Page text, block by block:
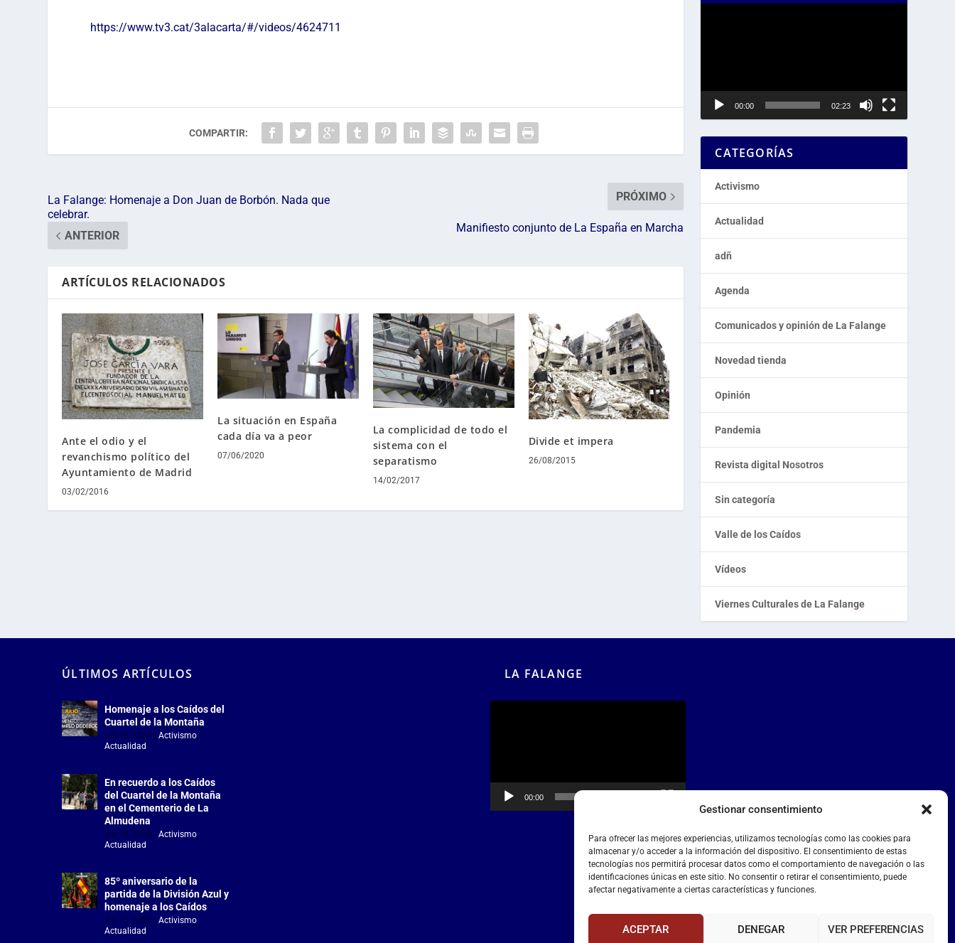
Gestionar consentimiento
Para ofrecer las mejores experiencias, utilizamos tecnologías como las cookies para
almacenar y/o acceder a la información del dispositivo. El consentimiento de estas
tecnologías nos permitirá procesar datos como el comportamiento de navegación o las
identificaciones únicas en este sitio. No consentir o retirar el consentimiento, puede
afectar negativamente a ciertas características y funciones.
ACEPTAR DENEGAR VER PREFERENCIAS
https://www.tv3.cat/3alacarta/#/videos/4624711
COMPARTIR:
La Falange: Homenaje a Don Juan de Borbón. Nada que
celebrar.
ANTERIOR
PRÓXIMO
Manifiesto conjunto de La España en Marcha
ARTÍCULOS RELACIONADOS
Ante el odio y el
revanchismo político del
Ayuntamiento de Madrid
03/02/2016
La situación en España
cada día va a peor
07/06/2020
La complicidad de todo el
sistema con el
separatismo
14/02/2017
Divide et impera
26/08/2015
00:00 02:23
CATEGORÍAS
Activismo
Actualidad
adñ
Agenda
Comunicados y opinión de La Falange
Novedad tienda
Opinión
Pandemia
Revista digital Nosotros
Sin categoría
Valle de los Caídos
Vídeos
Viernes Culturales de La Falange
ÚLTIMOS ARTÍCULOS
Homenaje a los Caídos del
Cuartel de la Montaña
Jul 18, 2026 |Activismo,
Actualidad
En recuerdo a los Caídos
del Cuartel de la Montaña
en el Cementerio de La
Almudena
Jul 18, 2026 |Activismo,
Actualidad
85º aniversario de la
partida de la División Azul y
homenaje a los Caídos
Jul 15, 2026 |Activismo,
Actualidad
LA FALANGE
00:00